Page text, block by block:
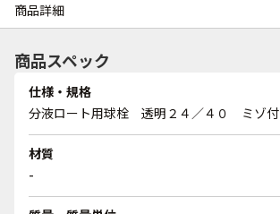
商品詳細
商品スペック
仕様・規格
分液ロート用球栓 透明２４／４０ ミゾ付
材質
-